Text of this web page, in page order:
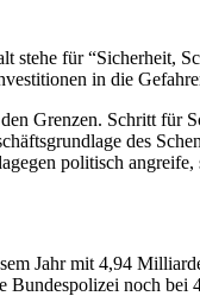
stehe für “Sicherheit,
in die
Grenzen. Schritt für
des
politisch
Jahr mit 4,94
Bundespolizei noch